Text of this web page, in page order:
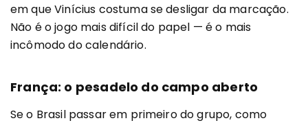
em que Vinícius costuma se desligar da marcação.
Não é o jogo mais difícil do papel — é o mais
incômodo do calendário.
França: o pesadelo do campo aberto
Se o Brasil passar em primeiro do grupo, como